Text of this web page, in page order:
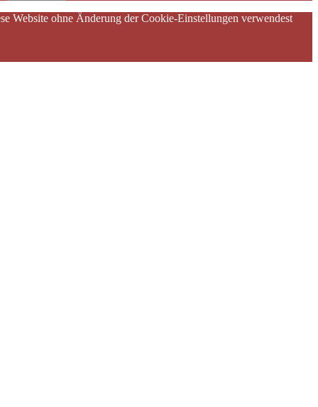
Website ohne Änderung der Cookie-Einstellungen verwendest